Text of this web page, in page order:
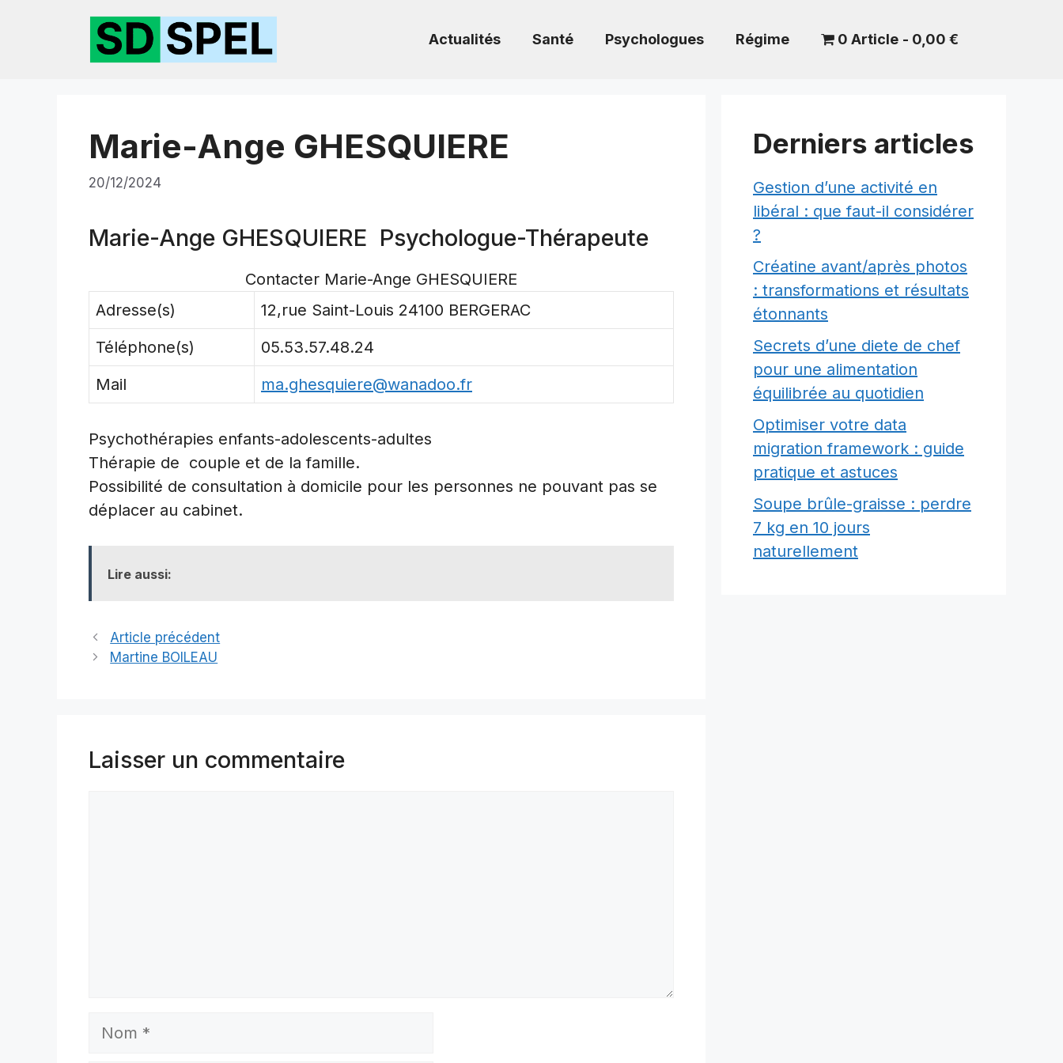
Actualités Santé Psychologues Régime 0 Article 0,00 €
Marie-Ange GHESQUIERE
20/12/2024
Marie-Ange GHESQUIERE Psychologue-Thérapeute
Contacter Marie-Ange GHESQUIERE
Adresse(s)
12,rue Saint-Louis 24100 BERGERAC
Téléphone(s)
05.53.57.48.24
Mail
ma.ghesquiere@wanadoo.fr
Psychothérapies enfants-adolescents-adultes
Thérapie de couple et de la famille.
Possibilité de consultation à domicile pour les personnes ne pouvant pas se
déplacer au cabinet.
Lire aussi:
Article précédent
Martine BOILEAU
Laisser un commentaire
Nom
Derniers articles
Gestion d’une activité en
libéral : que faut-il considérer
?
Créatine avant/après photos
: transformations et résultats
étonnants
Secrets d’une diete de chef
pour une alimentation
équilibrée au quotidien
Optimiser votre data
migration framework : guide
pratique et astuces
Soupe brûle-graisse : perdre
7 kg en 10 jours
naturellement